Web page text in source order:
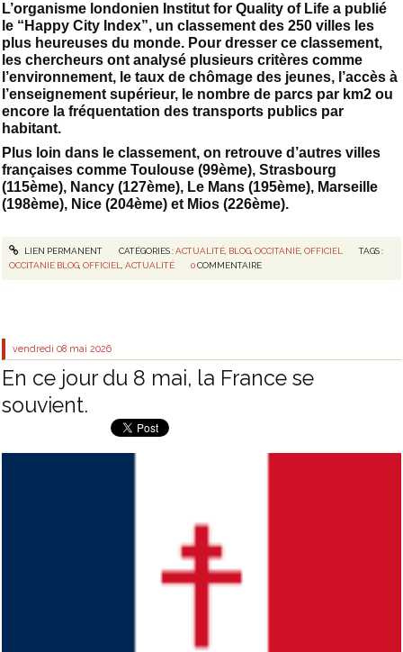
L’organisme londonien Institut for Quality of Life a publié
le “Happy City Index”, un classement des 250 villes les
plus heureuses du monde. Pour dresser ce classement,
les chercheurs ont analysé plusieurs critères comme
l’environnement, le taux de chômage des jeunes, l’accès à
l’enseignement supérieur, le nombre de parcs par km2 ou
encore la fréquentation des transports publics par
habitant.
Plus loin dans le classement, on retrouve d’autres villes
françaises comme Toulouse (99ème), Strasbourg
(115ème), Nancy (127ème), Le Mans (195ème), Marseille
(198ème), Nice (204ème) et Mios (226ème).
LIEN PERMANENT CATÉGORIES :ACTUALITÉ, BLOG, OCCITANIE, OFFICIEL
TAGS :
OCCITANIE BLOG ,OFFICIEL ,ACTUALITÉ 0 COMMENTAIRE
vendredi 08 mai 2026
En ce jour du 8 mai, la France se
souvient.